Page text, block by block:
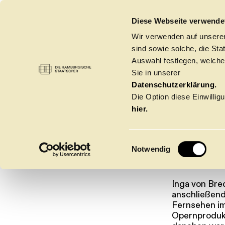
Diese Webseite
Wir verwenden auf
sind sowie solche, die
Auswahl festlegen,
Sie in unserer
Datenschutzerklärung.
Die Option diese
hier.
i
Notwendig
DIE HAMBURGISCHE STAATSOPER
Spielzeit 2026/
INGA VON BREDOW
INGA
Inga von
Fernsehen